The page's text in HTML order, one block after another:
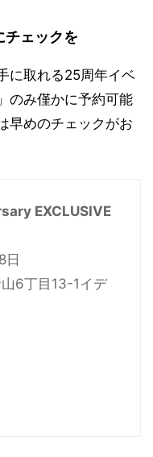
ェックを
に取れる25周年イベ
のみ僅かに予約可能
早めのチェックがお
EXCLUSIVE
日
6丁目13-1イデ